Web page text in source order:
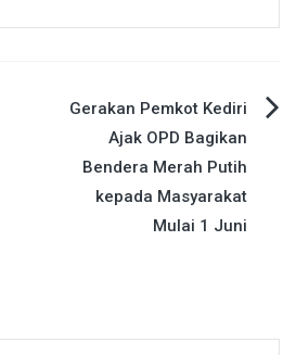
Gerakan Pemkot Kediri
Ajak OPD Bagikan
Bendera Merah Putih
kepada Masyarakat
Mulai 1 Juni